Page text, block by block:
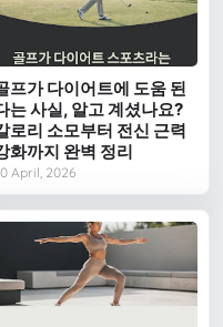
프가 다이어트에 도움 된
는 사실, 알고 계셨나요?
로리 소모부터 전신 근력
화까지 완벽 정리
April, 2026